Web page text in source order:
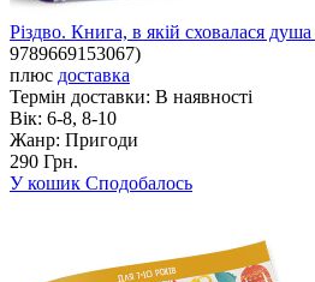
Різдво. Книга, в якій сховалася душа
9789669153067)
плюс доставка
Термін доставки: В наявності
Вік: 6-8, 8-10
Жанр: Пригоди
290 Грн.
У кошик Сподобалось